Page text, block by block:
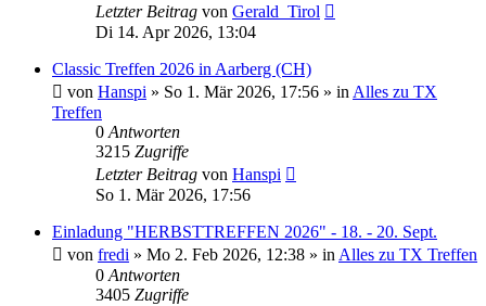
Letzter Beitrag von Gerald_Tirol
Di 14. Apr 2026, 13:04
Classic Treffen 2026 in Aarberg (CH)
von Hanspi » So 1. Mär 2026, 17:56 » in Alles zu TX
Treffen
0 Antworten
3215 Zugriffe
Letzter Beitrag von Hanspi
So 1. Mär 2026, 17:56
Einladung "HERBSTTREFFEN 2026" - 18. - 20. Sept.
von fredi » Mo 2. Feb 2026, 12:38 » in Alles zu TX Treffen
0 Antworten
3405 Zugriffe